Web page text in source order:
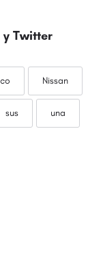
y Twitter
Nissan
sus una